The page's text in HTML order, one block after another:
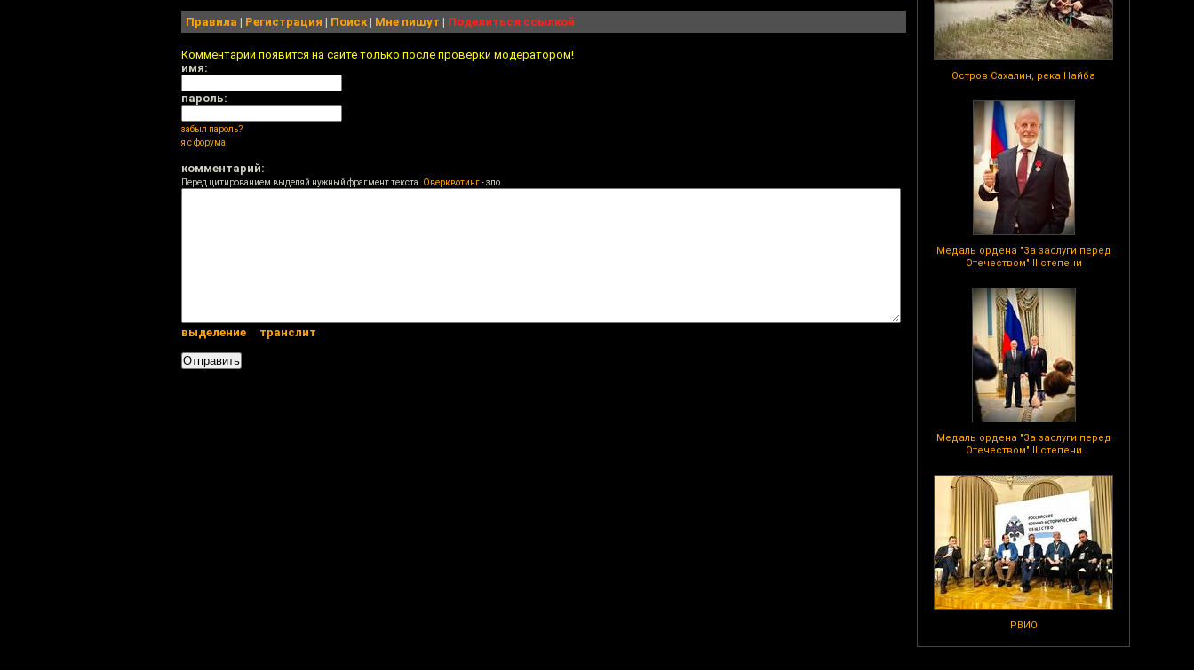
Остров Сахалин, река Найба
Медаль ордена "За заслуги перед
Отечеством" II степени
Медаль ордена "За заслуги перед
Отечеством" II степени
РВИО
Правила | Регистрация | Поиск| Мне пишут | Поделиться ссылкой
Комментарий появится на сайте только после проверки модератором!
имя:
пароль:
забыл пароль?
я с форума!
комментарий:
Перед цитированием выделяй нужный фрагмент текста. Оверквотинг- зло.
выделение транслит